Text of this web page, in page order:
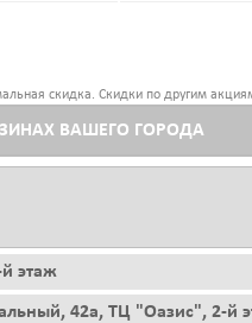
скидка. Скидки по другим
ВАШЕГО ГОРОДА
этаж
42а, ТЦ "Оазис", 2-й